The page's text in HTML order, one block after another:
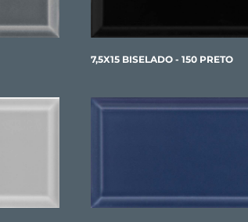
7,5X15 BISELADO - 150 PRETO